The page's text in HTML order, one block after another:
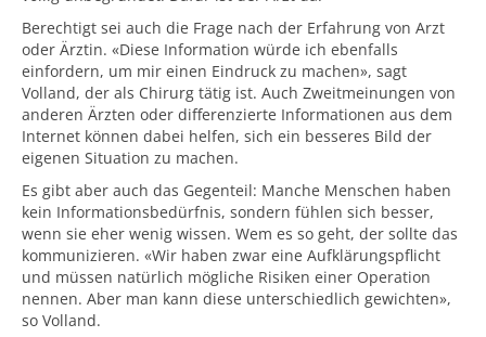
Berechtigt sei auch die Frage nach der Erfahrung von Arzt
oder Ärztin. «Diese Information würde ich ebenfalls
einfordern, um mir einen Eindruck zu machen», sagt
Volland, der als Chirurg tätig ist. Auch Zweitmeinungen von
anderen Ärzten oder differenzierte Informationen aus dem
Internet können dabei helfen, sich ein besseres Bild der
eigenen Situation zu machen.
Es gibt aber auch das Gegenteil: Manche Menschen haben
kein Informationsbedürfnis, sondern fühlen sich besser,
wenn sie eher wenig wissen. Wem es so geht, der sollte das
kommunizieren. «Wir haben zwar eine Aufklärungspflicht
und müssen natürlich mögliche Risiken einer Operation
nennen. Aber man kann diese unterschiedlich gewichten»,
so Volland.